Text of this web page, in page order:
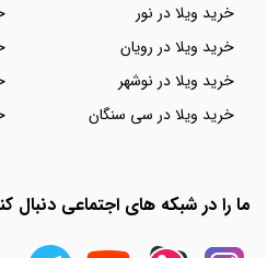
خرید ویلا در نور
خرید ویلا در رویان
خرید ویلا در نوشهر
خرید ویلا در سی سنگان
ما را در شبکه های اجتماعی دنبال